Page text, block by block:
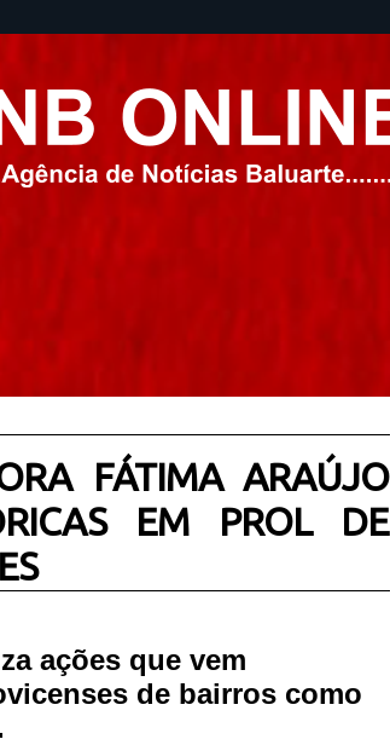
FÁTIMA ARAÚJO
EM PROL DE
ações que vem
de bairros como